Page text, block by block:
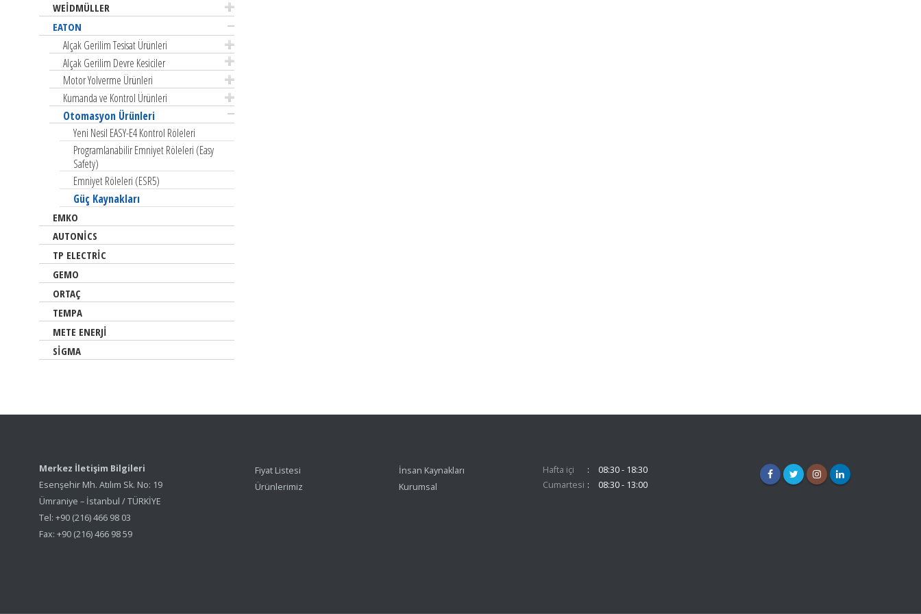
WEİDMÜLLER
PV Sistemler İçin Ürünler ve Çözümler
EATON
Alçak Gerilim Tesisat Ürünleri
Alçak Gerilim Parafudrları
Kompakt Dağıtım Kutuları
Acil Aydınlatma Armatürleri
Alçak Gerilim Devre Kesiciler
PSL Serisi Açık Tip Devre Kesiciler
PSL Serisi Açık Tip Devre Kesiciler
IZMX Serisi Açık Tip Devre Kesiciler
Enerji Analizörleri
Motor Yolverme Ürünleri
Motor Koruma Şalterleri ve Yardımcı
Donanımları
Çok Fonksiyonlu Motor Koruma ve Kontrol
Rölesi
Thin-Line Güç Kontaktörleri ve Termik
Röleleri
Kumanda ve Kontrol Ürünleri
Kumanda Butonları ve Sinyal Lambaları
(16mm Çaplı)
Kumanda Butonları ve Sinyal Lambaları
(30mm Çaplı) – Düz Tasarım
Harici Tip Kablolu Kumanda Butonları ve
Sinyal Lambaları (22mm Çaplı)
Işıklı Kolonlar
Otomasyon Ürünleri
Yeni Nesil EASY-E4 Kontrol Röleleri
Programlanabilir Emniyet Röleleri (Easy
Safety)
Emniyet Röleleri (ESR5)
Güç Kaynakları
EMKO
AUTONİCS
TP ELECTRİC
GEMO
ORTAÇ
TEMPA
METE ENERJİ
SİGMA
Merkez İletişim Bilgileri
Esenşehir Mh. Atılım Sk. No: 19
Ümraniye – İstanbul / TÜRKİYE
Tel: +90 (216) 466 98 03
Fax: +90 (216) 466 98 59
Fiyat Listesi
Ürünlerimiz
İnsan Kaynakları
Kurumsal
Hafta içi
08:30 - 18:30
Cumartesi
08:30 - 13:00